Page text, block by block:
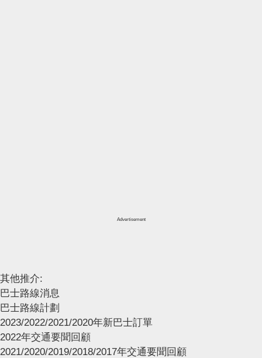
Advertisement
其他推介:
巴士路線消息
巴士路線計劃
2023/2022/2021/2020年新巴士訂單
2022年交通要聞回顧
2021/2020/2019/2018/2017年交通要聞回顧